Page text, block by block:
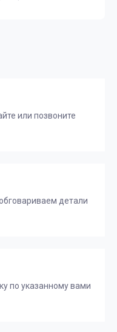
или позвоните
детали
по указанному вами